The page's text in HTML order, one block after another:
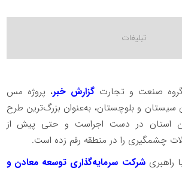
گروه صنعت و تجارت گزارش خبر، پروژه مس
سیستان و بلوچستان، به‌عنوان بزرگ‌ترین طرح
استان در دست اجراست و حتی پیش از
چشمگیری را در منطقه رقم زده است.
راهبریشرکت سرمایه‌گذاری توسعه معادن و